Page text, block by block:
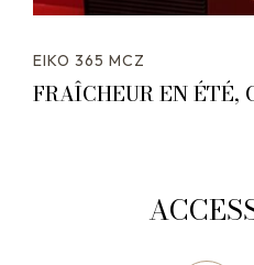
EIKO 365 MCZ
FRAÎCHEUR EN ÉTÉ,